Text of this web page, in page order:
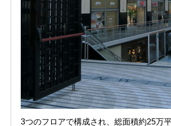
3つのフロアで構成され、総面積約25万